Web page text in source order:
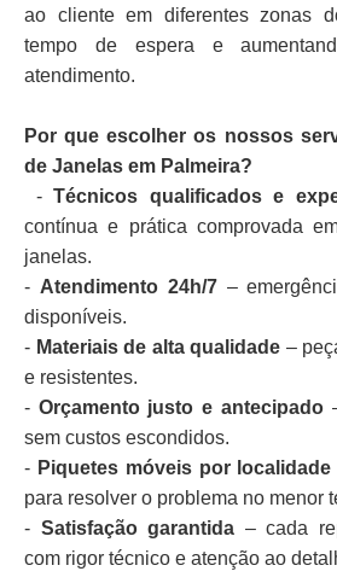
ao cliente em diferentes zonas
tempo de espera e
atendimento.
Por que escolher os nossos
de Janelas em Palmeira?
-Técnicos qualificados e
contínua e prática comprovada
janelas.
- Atendimento 24h/7–
disponíveis.
- Materiais de alta qualidade –
e resistentes.
- Orçamento justo e antecipado
sem custos escondidos.
- Piquetes móveis por localidade
para resolver o problema no menor
- Satisfação garantida – cada
com rigor técnico e atenção ao